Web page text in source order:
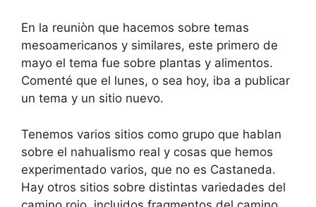
En la reuniòn que hacemos sobre temas
mesoamericanos y similares, este primero de
mayo el tema fue sobre plantas y alimentos.
Comenté que el lunes, o sea hoy, iba a publicar
un tema y un sitio nuevo.
Tenemos varios sitios como grupo que hablan
sobre el nahualismo real y cosas que hemos
experimentado varios, que no es Castaneda.
Hay otros sitios sobre distintas variedades del